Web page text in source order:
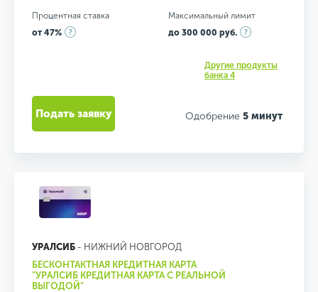
Процентная ставка
от 47%
Максимальный лимит
до 300 000 руб.
Другие продукты
банка 4
Одобрение 5 минут
Подать заявку
УРАЛСИБ - НИЖНИЙ НОВГОРОД
БЕСКОНТАКТНАЯ КРЕДИТНАЯ КАРТА
"УРАЛСИБ КРЕДИТНАЯ КАРТА С РЕАЛЬНОЙ
ВЫГОДОЙ"